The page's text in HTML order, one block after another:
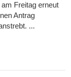
Freitag erneut
Antrag
...